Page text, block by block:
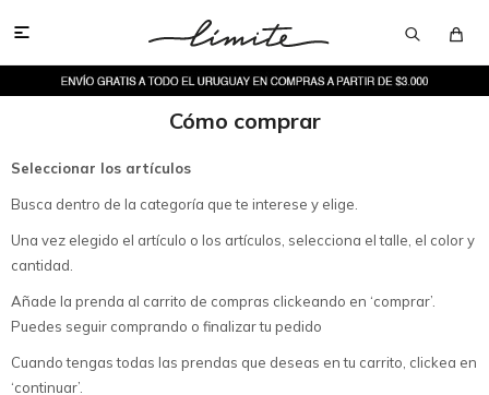

Cómo comprar
Seleccionar los artículos
Busca dentro de la categoría que te interese y elige.
Una vez elegido el artículo o los artículos, selecciona el talle, el color y
cantidad.
Añade la prenda al carrito de compras clickeando en ‘comprar’.
Puedes seguir comprando o finalizar tu pedido
Cuando tengas todas las prendas que deseas en tu carrito, clickea en
‘continuar’.